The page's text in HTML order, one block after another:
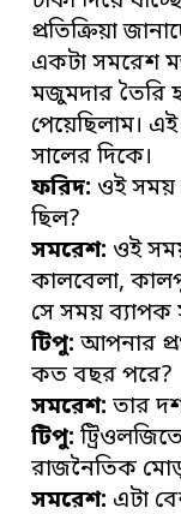
প্রতিক্রিয়া
একটা সমরেশ
মজুমদার তৈরি
পেয়েছিলাম।
সালের দিকে।
ফরিদ: ওই সময়
ছিল?
সমরেশ: ওই
কালবেলা,
সে সময় ব্যাপক
টিপু: আপনার
কত বছর পরে?
সমরেশ: তার
টিপু:
রাজনৈতিক
সমরেশ: এটা